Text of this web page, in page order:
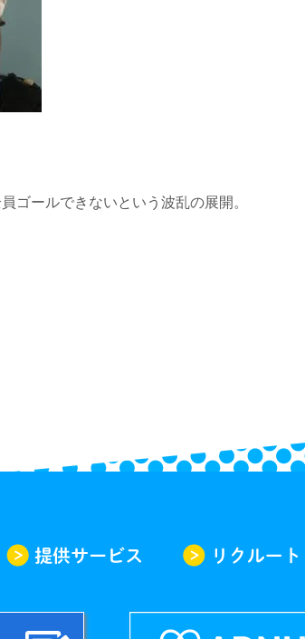
ゴールできないという波乱の展開。